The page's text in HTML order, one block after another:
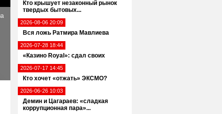
Кто крышует незаконный рынок
твердых бытовых...
2026-08-06 20:09
Вся ложь Ратмира Мавлиева
2026-07-28 18:44
«Казино Royal»: сдал своих
2026-07-17 14:45
Кто хочет «отжать» ЭКСМО?
2026-06-26 10:03
Демин и Цагараев: «сладкая
коррупционная пара»...